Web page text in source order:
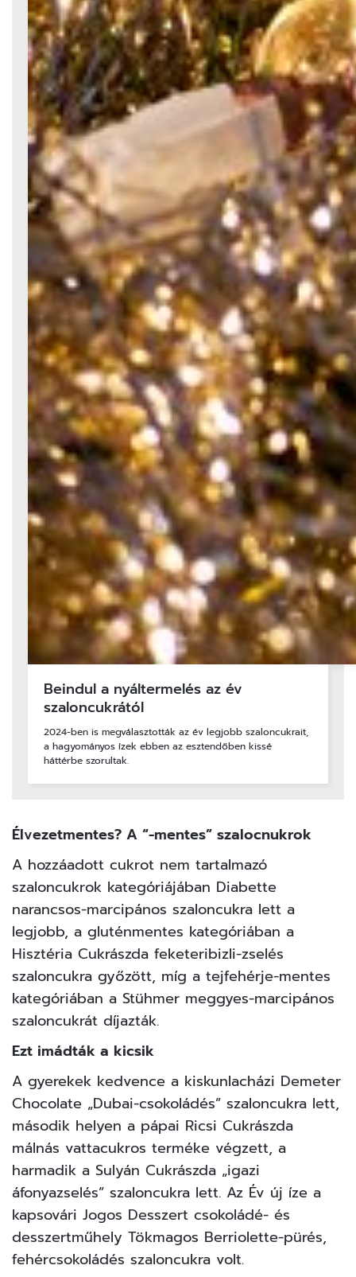
Beindul a nyáltermelés az év
szaloncukrától
2024-ben is megválasztották az év legjobb szaloncukrait,
a hagyományos ízek ebben az esztendőben kissé
háttérbe szorultak.
Élvezetmentes? A “-mentes” szalocnukrok
A hozzáadott cukrot nem tartalmazó
szaloncukrok kategóriájában Diabette
narancsos-marcipános szaloncukra lett a
legjobb, a gluténmentes kategóriában a
Hisztéria Cukrászda feketeribizli-zselés
szaloncukra győzött, míg a tejfehérje-mentes
kategóriában a Stühmer meggyes-marcipános
szaloncukrát díjazták.
Ezt imádták a kicsik
A gyerekek kedvence a kiskunlacházi Demeter
Chocolate „Dubai-csokoládés” szaloncukra lett,
második helyen a pápai Ricsi Cukrászda
málnás vattacukros terméke végzett, a
harmadik a Sulyán Cukrászda „igazi
áfonyazselés” szaloncukra lett. Az Év új íze a
kapsovári Jogos Desszert csokoládé- és
desszertműhely Tökmagos Berriolette-pürés,
fehércsokoládés szaloncukra volt.